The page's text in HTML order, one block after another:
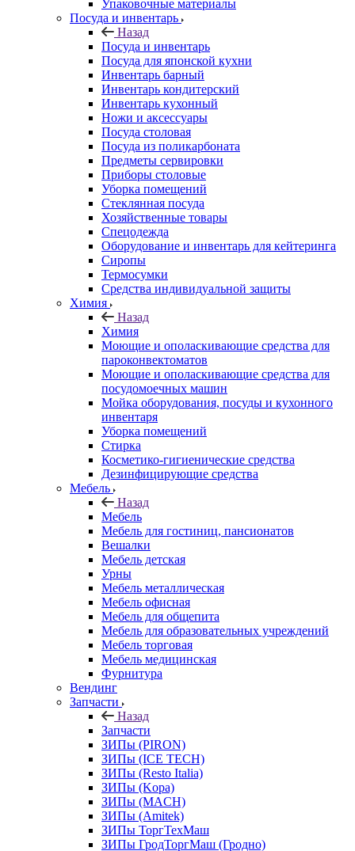
Упаковочные материалы
Посуда и инвентарь
Назад
Посуда и инвентарь
Посуда для японской кухни
Инвентарь барный
Инвентарь кондитерский
Инвентарь кухонный
Ножи и аксессуары
Посуда столовая
Посуда из поликарбоната
Предметы сервировки
Приборы столовые
Уборка помещений
Стеклянная посуда
Хозяйственные товары
Спецодежда
Оборудование и инвентарь для кейтеринга
Сиропы
Термосумки
Средства индивидуальной защиты
Химия
Назад
Химия
Моющие и ополаскивающие средства для
пароконвектоматов
Моющие и ополаскивающие средства для
посудомоечных машин
Мойка оборудования, посуды и кухонного
инвентаря
Уборка помещений
Стирка
Косметико-гигиенические средства
Дезинфицирующие средства
Мебель
Назад
Мебель
Мебель для гостиниц, пансионатов
Вешалки
Мебель детская
Урны
Мебель металлическая
Мебель офисная
Мебель для общепита
Мебель для образовательных учреждений
Мебель торговая
Мебель медицинская
Фурнитура
Вендинг
Запчасти
Назад
Запчасти
ЗИПы (PIRON)
ЗИПы (ICE TECH)
ЗИПы (Resto Italia)
ЗИПы (Kopa)
ЗИПы (MACH)
ЗИПы (Amitek)
ЗИПы ТоргТехМаш
ЗИПы ГродТоргМаш (Гродно)